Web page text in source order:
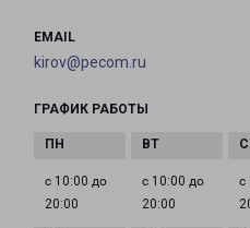
EMAIL
kirov@pecom.ru
ГРАФИК РАБОТЫ
с 10:00 до
20:00
с 10:00 до
20:00
с